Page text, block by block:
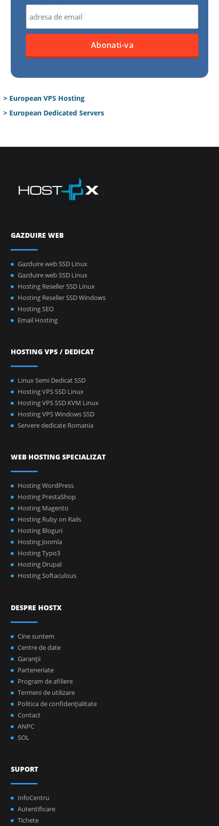
> European VPS Hosting
> European Dedicated Servers
GAZDUIRE WEB
Gazduire web SSD Linux
Gazduire web SSD Linux
Hosting Reseller SSD Linux
Hosting Reseller SSD Windows
Hosting SEO
Email Hosting
HOSTING VPS / DEDICAT
Linux Semi Dedicat SSD
Hosting VPS SSD Linux
Hosting VPS SSD KVM Linux
Hosting VPS Windows SSD
Servere dedicate Romania
WEB HOSTING SPECIALIZAT
Hosting WordPress
Hosting PrestaShop
Hosting Magento
Hosting Ruby on Rails
Hosting Bloguri
Hosting Joomla
Hosting Typo3
Hosting Drupal
Hosting Softaculous
DESPRE HOSTX
Cine suntem
Centre de date
Garanţii
Parteneriate
Program de afiliere
Termeni de utilizare
Politica de confidenţialitate
Contact
ANPC
SOL
SUPORT
InfoCentru
Autentificare
Tichete